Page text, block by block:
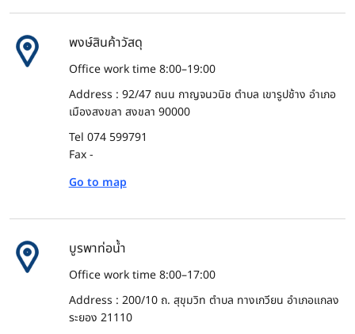
พงษ์สินค้าวัสดุ
Office work time 8:00–19:00
Address : 92/47 ถนน กาญจนวนิช ตำบล เขารูปช้าง อำเภอ
เมืองสงขลา สงขลา 90000
Tel 074 599791
Fax -
Go to map
บูรพาท่อน้ำ
Office work time 8:00–17:00
Address : 200/10 ถ. สุขุมวิท ตำบล ทางเกวียน อำเภอแกลง
ระยอง 21110